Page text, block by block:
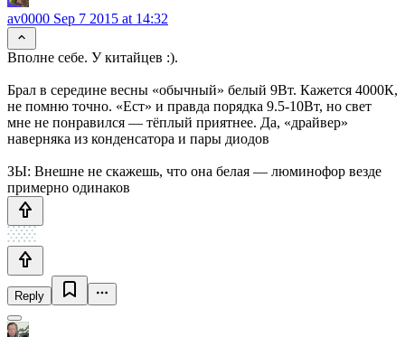
av0000 Sep 7 2015 at 14:32
Вполне себе. У китайцев :).
Брал в середине весны «обычный» белый 9Вт. Кажется 4000К,
не помню точно. «Ест» и правда порядка 9.5-10Вт, но свет
мне не понравился — тёплый приятнее. Да, «драйвер»
наверняка из конденсатора и пары диодов
ЗЫ: Внешне не скажешь, что она белая — люминофор везде
примерно одинаков
Reply